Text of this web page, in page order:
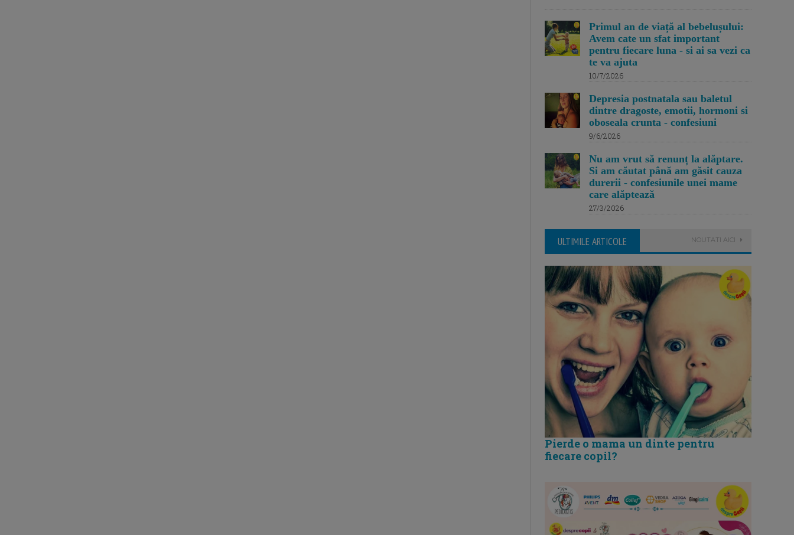
Primul an de viață al bebelușului:
Avem cate un sfat important
pentru fiecare luna - si ai sa vezi ca
te va ajuta
10/7/2026
Depresia postnatala sau baletul
dintre dragoste, emotii, hormoni si
oboseala crunta - confesiuni
9/6/2026
Nu am vrut să renunț la alăptare.
Si am căutat până am găsit cauza
durerii - confesiunile unei mame
care alăptează
27/3/2026
ULTIMILE ARTICOLE NOUTATI AICI
Pierde o mama un dinte pentru
fiecare copil?